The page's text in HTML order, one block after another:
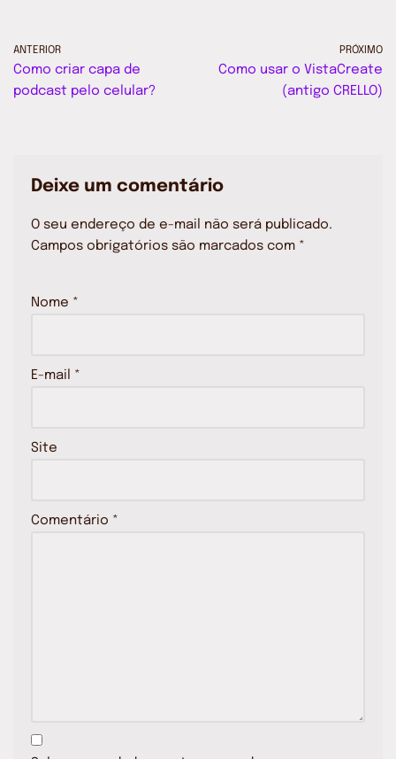
ANTERIOR
Como criar capa de
podcast pelo celular?
PRÓXIMO
Como usar o VistaCreate
(antigo CRELLO)
Deixe um comentário
O seu endereço de e-mail não será publicado.
Campos obrigatórios são marcados com *
Nome *
E-mail *
Site
Comentário *